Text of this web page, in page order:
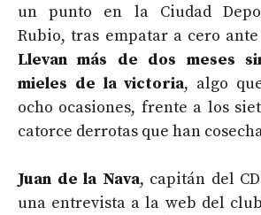
un punto en la Ciudad
Rubio, tras empatar a cero
Llevan más de dos meses
mieles de la victoria, algo
ocho ocasiones, frente a los
catorce derrotas que han
Juan de la Nava, capitán del
una entrevista a la web del